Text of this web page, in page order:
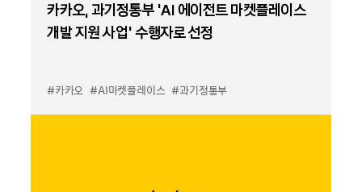
카카오, 과기정통부 ‘AI 에이전트 마켓플레이스
개발 지원 사업’ 수행자로 선정
#카카오 #AI마켓플레이스 #과기정통부